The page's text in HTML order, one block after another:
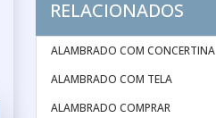
RELACIONADOS
ALAMBRADO COM CONCERTINA
ALAMBRADO COM TELA
ALAMBRADO COMPRAR